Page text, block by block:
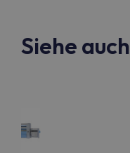
Siehe auch